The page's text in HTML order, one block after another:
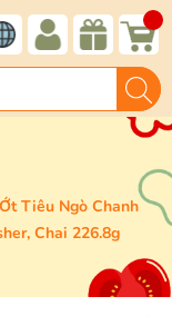
Tiêu Ngò Chanh
Chai 226.8g